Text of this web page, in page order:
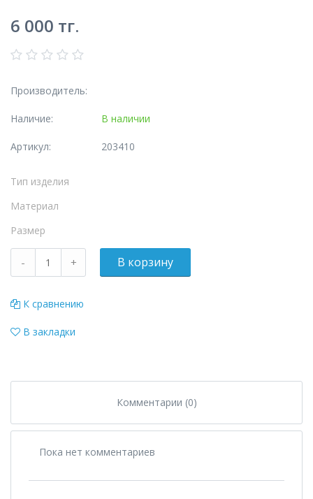
6 000 тг.
Производитель:
Наличие: В наличии
Артикул: 203410
Тип изделия
Материал
Размер
К сравнению
В закладки
Комментарии (0)
Пока нет комментариев